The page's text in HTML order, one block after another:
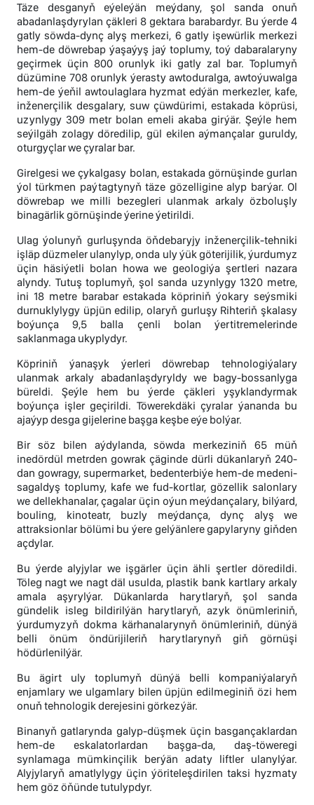
Täze desganyň eýeleýän meýdany, şol sanda onuň
abadanlaşdyrylan çäkleri 8 gektara barabardyr. Bu ýerde 4
gatly söwda-dynç alyş merkezi, 6 gatly işewürlik merkezi
hem-de döwrebap ýaşaýyş jaý toplumy, toý dabaralaryny
geçirmek üçin 800 orunlyk iki gatly zal bar. Toplumyň
düzümine 708 orunlyk ýerasty awtoduralga, awtoýuwalga
hem-de ýeňil awtoulaglara hyzmat edýän merkezler, kafe,
inženerçilik desgalary, suw çüwdürimi, estakada köprüsi,
uzynlygy 309 metr bolan emeli akaba girýär. Şeýle hem
seýilgäh zolagy döredilip, gül ekilen aýmançalar guruldy,
oturgyçlar we çyralar bar.
Girelgesi we çykalgasy bolan, estakada görnüşinde gurlan
ýol türkmen paýtagtynyň täze gözelligine alyp barýar. Ol
döwrebap we milli bezegleri ulanmak arkaly özboluşly
binagärlik görnüşinde ýerine ýetirildi.
Ulag ýolunyň gurluşynda öňdebaryjy inženerçilik-tehniki
işläp düzmeler ulanylyp, onda uly ýük göterijilik, ýurdumyz
üçin häsiýetli bolan howa we geologiýa şertleri nazara
alyndy. Tutuş toplumyň, şol sanda uzynlygy 1320 metre,
ini 18 metre barabar estakada köpriniň ýokary seýsmiki
durnuklylygy üpjün edilip, olaryň gurluşy Rihteriň şkalasy
boýunça 9,5 balla çenli bolan ýertitremelerinde
saklanmaga ukyplydyr.
Köpriniň ýanaşyk ýerleri döwrebap tehnologiýalary
ulanmak arkaly abadanlaşdyryldy we bagy-bossanlyga
büreldi. Şeýle hem bu ýerde çäkleri yşyklandyrmak
boýunça işler geçirildi. Töwerekdäki çyralar ýananda bu
ajaýyp desga gijelerine başga keşbe eýe bolýar.
Bir söz bilen aýdylanda, söwda merkeziniň 65 müň
inedördül metrden gowrak çäginde dürli dükanlaryň 240-
dan gowragy, supermarket, bedenterbiýe hem-de medeni-
sagaldyş toplumy, kafe we fud-kortlar, gözellik salonlary
we dellekhanalar, çagalar üçin oýun meýdançalary, bilýard,
bouling, kinoteatr, buzly meýdança, dynç alyş we
attraksionlar bölümi bu ýere gelýänlere gapylaryny giňden
açdylar.
Bu ýerde alyjylar we işgärler üçin ähli şertler döredildi.
Töleg nagt we nagt däl usulda, plastik bank kartlary arkaly
amala aşyrylýar. Dükanlarda harytlaryň, şol sanda
gündelik isleg bildirilýän harytlaryň, azyk önümleriniň,
ýurdumyzyň dokma kärhanalarynyň önümleriniň, dünýä
belli önüm öndürijileriň harytlarynyň giň görnüşi
hödürlenilýär.
Bu ägirt uly toplumyň dünýä belli kompaniýalaryň
enjamlary we ulgamlary bilen üpjün edilmeginiň özi hem
onuň tehnologik derejesini görkezýär.
Binanyň gatlarynda galyp-düşmek üçin basgançaklardan
hem-de eskalatorlardan başga-da, daş-töweregi
synlamaga mümkinçilik berýän adaty liftler ulanylýar.
Alyjylaryň amatlylygy üçin ýöriteleşdirilen taksi hyzmaty
hem göz öňünde tutulypdyr.